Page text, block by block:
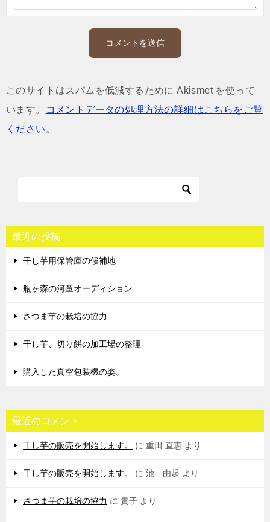
このサイトはスパムを低減するために Akismet を使って
います。
コメントデータの処理方法の詳細はこちらをご覧
ください 。
最近の投稿
干し芋用保管庫の候補地
瓶ヶ森の河童オーディション
さつま芋の栽培の協力
干し芋、切り餅の加工場の整理
購入した真空包装機の姿。
最近のコメント
干し芋の販売を開始します。 に 重田 直恵 より
干し芋の販売を開始します。 に 池 由起 より
さつま芋の栽培の協力 に 貴子 より